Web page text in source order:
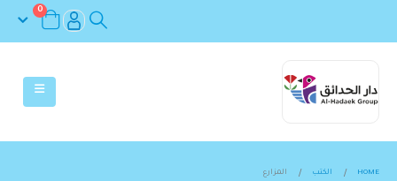
0
HOME الكتب المزارع